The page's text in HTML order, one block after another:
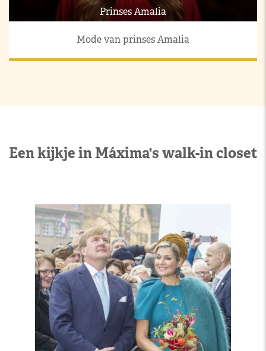
Prinses Amalia
Mode van prinses Amalia
Een kijkje in Máxima's walk-in closet